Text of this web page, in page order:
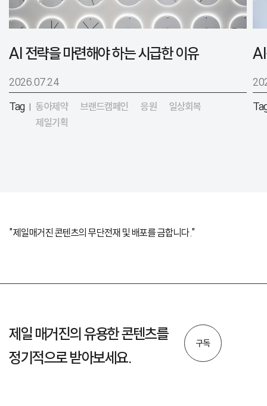
AI 전략을 마련해야 하는 시급한 이유
2026.07.24
Tag
동아제약 브랜드캠페인 응원
일상회복
제일기획
"제일매거진 콘텐츠의 무단전재 및 배포를 금합니다."
제일 매거진의 유용한 콘텐츠를
정기적으로 받아보세요.
구독